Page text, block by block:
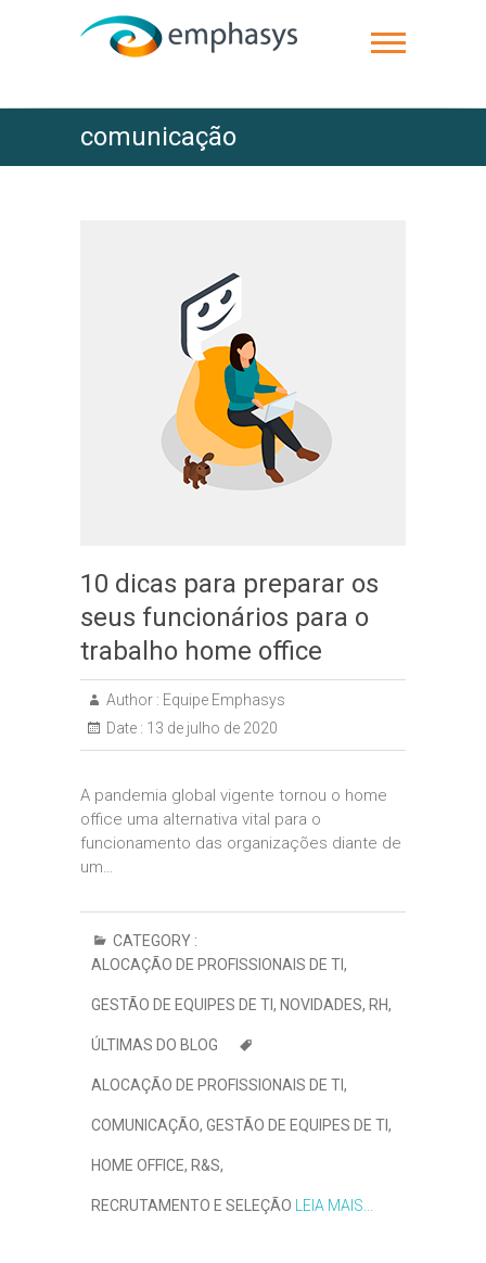
comunicação
10 dicas para preparar os
seus funcionários para o
trabalho home office
Author : Equipe Emphasys
Date : 13 de julho de 2020
A pandemia global vigente tornou o home
office uma alternativa vital para o
funcionamento das organizações diante de
um…
CATEGORY :
ALOCAÇÃO DE PROFISSIONAIS DE TI,
GESTÃO DE EQUIPES DE TI, NOVIDADES, RH,
ÚLTIMAS DO BLOG
ALOCAÇÃO DE PROFISSIONAIS DE TI,
COMUNICAÇÃO, GESTÃO DE EQUIPES DE TI,
HOME OFFICE, R&S,
RECRUTAMENTO E SELEÇÃO LEIA MAIS...